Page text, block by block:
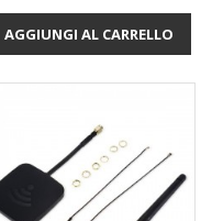
AGGIUNGI AL CARRELLO